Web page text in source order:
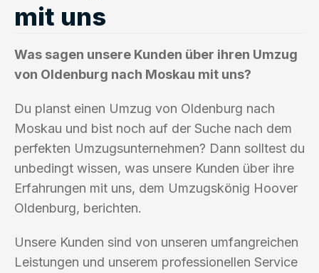
mit uns
Was sagen unsere Kunden über ihren Umzug
von Oldenburg nach Moskau mit uns?
Du planst einen Umzug von Oldenburg nach
Moskau und bist noch auf der Suche nach dem
perfekten Umzugsunternehmen? Dann solltest du
unbedingt wissen, was unsere Kunden über ihre
Erfahrungen mit uns, dem Umzugskönig Hoover
Oldenburg, berichten.
Unsere Kunden sind von unseren umfangreichen
Leistungen und unserem professionellen Service